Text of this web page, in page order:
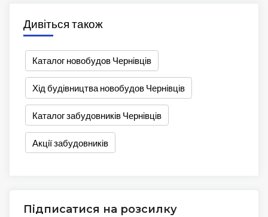
Дивіться також
Каталог новобудов Чернівців
Хід будівництва новобудов Чернівців
Каталог забудовників Чернівців
Акції забудовників
Підписатися на розсилку